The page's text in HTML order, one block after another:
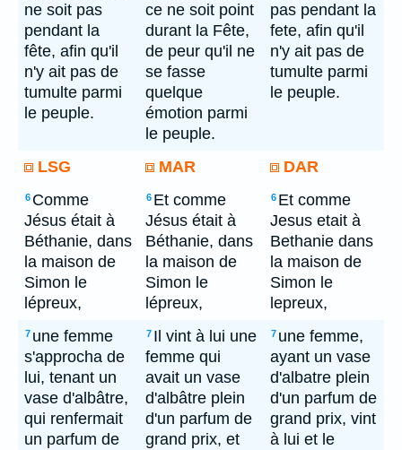
ne soit pas
pendant la
fête, afin qu'il
n'y ait pas de
tumulte parmi
le peuple.
ce ne soit point
durant la Fête,
de peur qu'il ne
se fasse
quelque
émotion parmi
le peuple.
pas pendant la
fete, afin qu'il
n'y ait pas de
tumulte parmi
le peuple.
LSG MAR DAR
6 Comme
Jésus était à
Béthanie, dans
la maison de
Simon le
lépreux,
6 Et comme
Jésus était à
Béthanie, dans
la maison de
Simon le
lépreux,
6 Et comme
Jesus etait à
Bethanie dans
la maison de
Simon le
lepreux,
7 une femme
s'approcha de
lui, tenant un
vase d'albâtre,
qui renfermait
un parfum de
7 Il vint à lui une
femme qui
avait un vase
d'albâtre plein
d'un parfum de
grand prix, et
7 une femme,
ayant un vase
d'albatre plein
d'un parfum de
grand prix, vint
à lui et le